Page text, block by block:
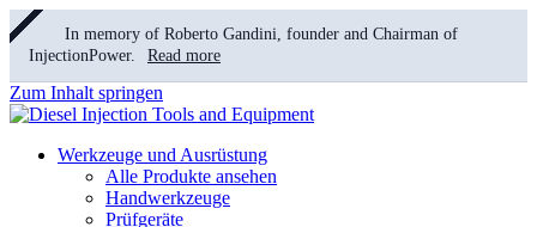
In memory of Roberto Gandini, founder and Chairman of
InjectionPower.
Read more
Zum Inhalt springen
Werkzeuge und Ausrüstung
Alle Produkte ansehen
Handwerkzeuge
Prüfgeräte